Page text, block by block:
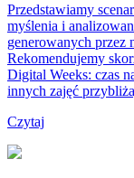
Przedstawiamy
myślenia i
generowanych przez
Rekomendujemy
Digital Weeks: czas
innych zajęć
Czytaj